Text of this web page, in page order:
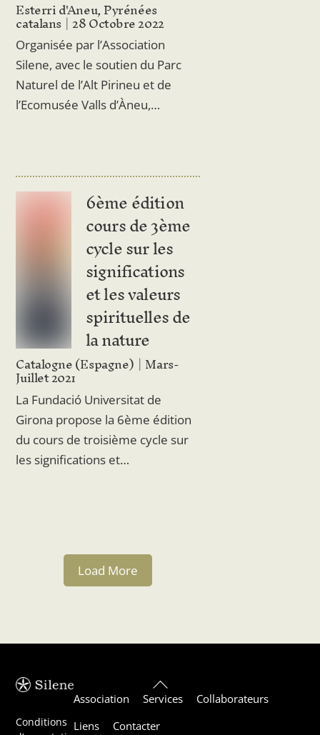
Esterri d'Aneu, Pyrénées
catalans 28 Octobre 2022
Organisée par l’Association
Silene, avec le soutien du Parc
Naturel de l’Alt Pirineu et de
l’Ecomusée Valls d’Àneu,…
6ème édition
cours de 3ème
cycle sur les
significations
et les valeurs
spirituelles de
la nature
Catalogne (Espagne) Mars-
Juillet 2021
La Fundació Universitat de
Girona propose la 6ème édition
du cours de troisième cycle sur
les significations et…
Load More
Back
To
Top
Conditions
Association Services
Collaborateurs
Liens
Contacter